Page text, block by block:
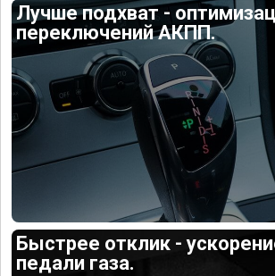
Лучше подхват -
переключений АКПП.
Быстрее отклик -
педали газа.